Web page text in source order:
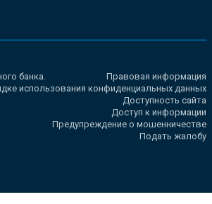
банка.
Правовая информация
использования конфиденциальных данных
Доступность сайта
Доступ к информации
Предупреждение о мошенничестве
Подать жалобу